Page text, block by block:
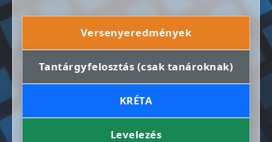
Versenyeredmények
Tantárgyfelosztás (csak tanároknak)
KRÉTA
Levelezés